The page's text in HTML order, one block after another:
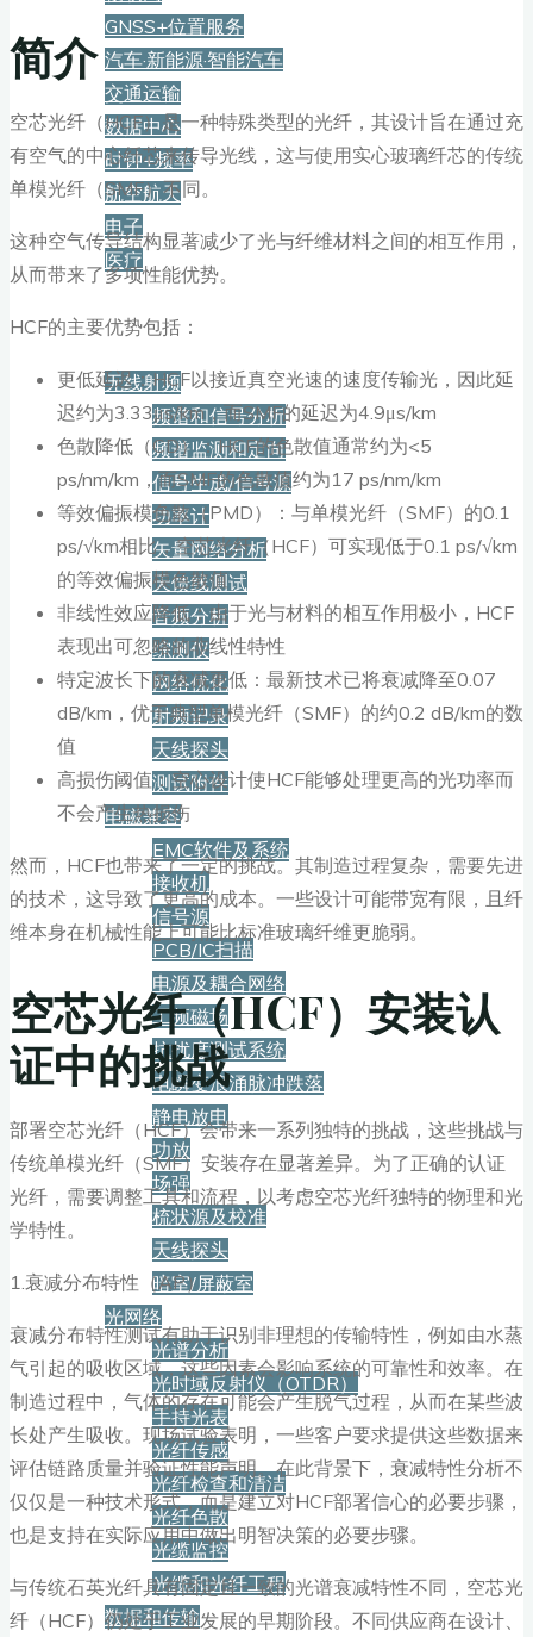
GNSS+位置服务
汽车·新能源·智能汽车
交通运输
数据中心
时钟+频率
航空航天
电子
医疗
产品
无线射频
频谱和信号分析
频谱监测和定向
信号生成/信号源
功率计
矢量网络分析
天馈线测试
音频分析
综测仪
网络优化
射频记录
天线探头
测试附件
电磁兼容
EMC软件及系统
接收机
信号源
PCB/IC扫描
电源及耦合网络
工频磁场
抗扰度测试系统
电瞬变浪涌脉冲跌落
静电放电
功放
场强
梳状源及校准
天线探头
暗室/屏蔽室
光网络
光谱分析
光时域反射仪（OTDR）
手持光表
光纤传感
光纤检查和清洁
光纤色散
光缆监控
光缆和光纤工程
数据和传输
简介
空芯光纤（HCF）是一种特殊类型的光纤，其设计旨在通过充
有空气的中心纤芯来传导光线，这与使用实心玻璃纤芯的传统
单模光纤（SMF）不同。
这种空气传导结构显著减少了光与纤维材料之间的相互作用，
从而带来了多项性能优势。
HCF的主要优势包括：
更低延迟：HCF以接近真空光速的速度传输光，因此延
迟约为3.33μs/km，而SMF的延迟为4.9μs/km
色散降低（CD）：HCF的色散值通常约为<5
ps/nm/km，而SMF的色散值约为17 ps/nm/km
等效偏振模色散（PMD）：与单模光纤（SMF）的0.1
ps/√km相比，空芯光纤（HCF）可实现低于0.1 ps/√km
的等效偏振模色散值
非线性效应降低：由于光与材料的相互作用极小，HCF
表现出可忽略的非线性特性
特定波长下的衰减更低：最新技术已将衰减降至0.07
dB/km，优于典型单模光纤（SMF）的约0.2 dB/km的数
值
高损伤阈值：空心设计使HCF能够处理更高的光功率而
不会产生热损伤
然而，HCF也带来了一定的挑战。其制造过程复杂，需要先进
的技术，这导致了更高的成本。一些设计可能带宽有限，且纤
维本身在机械性能上可能比标准玻璃纤维更脆弱。
空芯光纤（HCF）安装认
证中的挑战
部署空芯光纤（HCF）会带来一系列独特的挑战，这些挑战与
传统单模光纤（SMF）安装存在显著差异。为了正确的认证
光纤，需要调整工具和流程，以考虑空芯光纤独特的物理和光
学特性。
1.衰减分布特性（AP）
衰减分布特性测试有助于识别非理想的传输特性，例如由水蒸
气引起的吸收区域，这些因素会影响系统的可靠性和效率。在
制造过程中，气体的存在可能会产生脱气过程，从而在某些波
长处产生吸收。现场试验表明，一些客户要求提供这些数据来
评估链路质量并验证性能声明。在此背景下，衰减特性分析不
仅仅是一种技术形式，而是建立对HCF部署信心的必要步骤，
也是支持在实际应用中做出明智决策的必要步骤。
与传统石英光纤具有固定且一致的光谱衰减特性不同，空芯光
纤（HCF）仍处于工业发展的早期阶段。不同供应商在设计、